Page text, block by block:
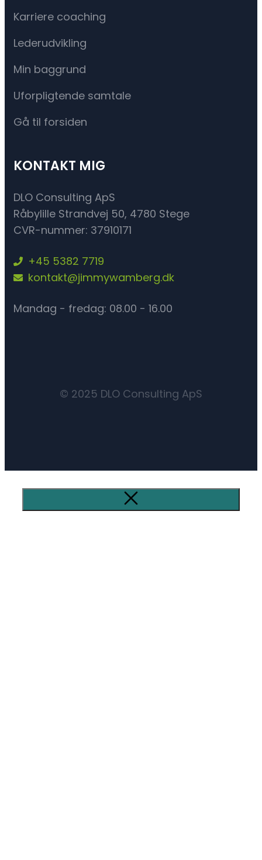
Karriere coaching
Lederudvikling
Min baggrund
Uforpligtende samtale
Gå til forsiden
KONTAKT MIG
DLO Consulting ApS
Råbylille Strandvej 50, 4780 Stege
CVR-nummer: 37910171
+45 5382 7719
kontakt@jimmywamberg.dk
Mandag - fredag: 08.00 - 16.00
© 2025 DLO Consulting ApS